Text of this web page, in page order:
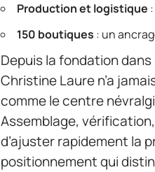
Production et logistique
150 boutiques : un
Depuis la fondation
Christine Laure n’a
comme le centre
Assemblage,
d’ajuster rapidement la
positionnement qui